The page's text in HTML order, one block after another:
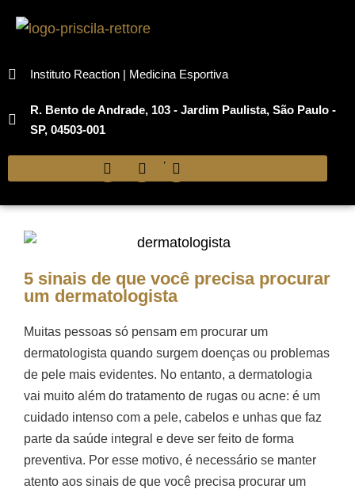
Instituto Reaction | Medicina Esportiva
R. Bento de Andrade, 103 - Jardim Paulista, São Paulo -
SP, 04503-001
5 sinais de que você precisa procurar
um dermatologista
Muitas pessoas só pensam em procurar um
dermatologista quando surgem doenças ou problemas
de pele mais evidentes. No entanto, a dermatologia
vai muito além do tratamento de rugas ou acne: é um
cuidado intenso com a pele, cabelos e unhas que faz
parte da saúde integral e deve ser feito de forma
preventiva. Por esse motivo, é necessário se manter
atento aos sinais de que você precisa procurar um